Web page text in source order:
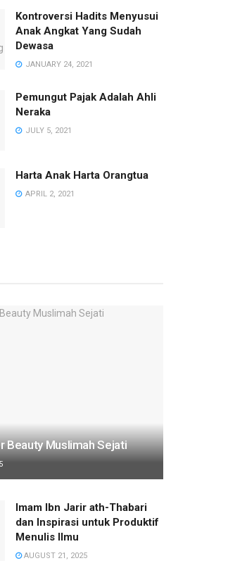
Kontroversi Hadits Menyusui
Anak Angkat Yang Sudah
Dewasa
JANUARY 24, 2021
Pemungut Pajak Adalah Ahli
Neraka
JULY 5, 2021
Harta Anak Harta Orangtua
APRIL 2, 2021
Beauty Muslimah Sejati
Imam Ibn Jarir ath-Thabari
dan Inspirasi untuk Produktif
Menulis Ilmu
AUGUST 21, 2025